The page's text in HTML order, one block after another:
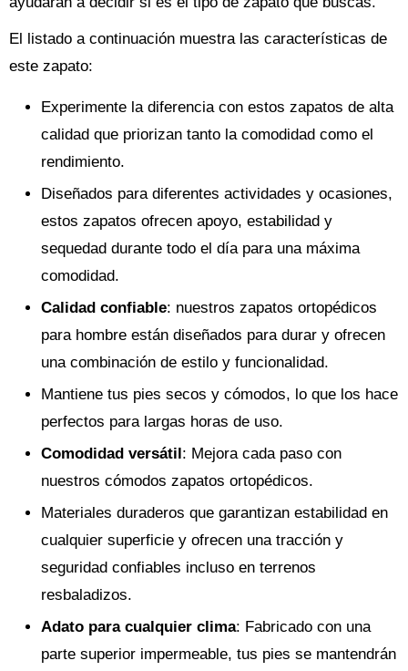
El listado a continuación muestra las características de
este zapato:
Experimente la diferencia con estos zapatos de alta
calidad que priorizan tanto la comodidad como el
rendimiento.
Diseñados para diferentes actividades y ocasiones,
estos zapatos ofrecen apoyo, estabilidad y
sequedad durante todo el día para una máxima
comodidad.
Calidad confiable: nuestros zapatos ortopédicos
para hombre están diseñados para durar y ofrecen
una combinación de estilo y funcionalidad.
Mantiene tus pies secos y cómodos, lo que los hace
perfectos para largas horas de uso.
Comodidad versátil: Mejora cada paso con
nuestros cómodos zapatos ortopédicos.
Materiales duraderos que garantizan estabilidad en
cualquier superficie y ofrecen una tracción y
seguridad confiables incluso en terrenos
resbaladizos.
Adato para cualquier clima: Fabricado con una
parte superior impermeable, tus pies se mantendrán